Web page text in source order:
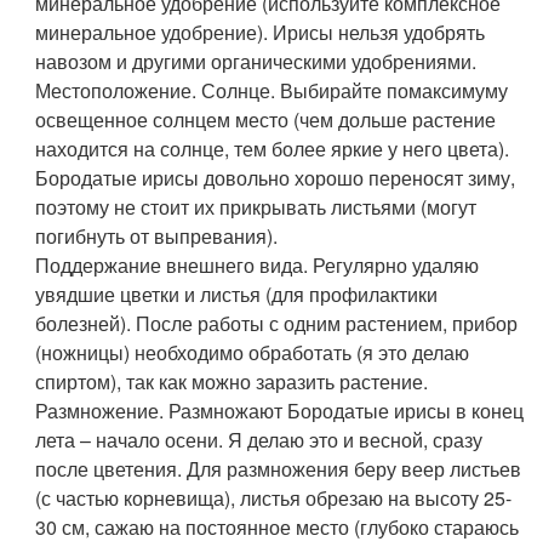
минеральное удобрение). Ирисы нельзя удобрять
навозом и другими органическими удобрениями.
Местоположение. Солнце. Выбирайте помаксимуму
освещенное солнцем место (чем дольше растение
находится на солнце, тем более яркие у него цвета).
Бородатые ирисы довольно хорошо переносят зиму,
поэтому не стоит их прикрывать листьями (могут
погибнуть от выпревания).
Поддержание внешнего вида. Регулярно удаляю
увядшие цветки и листья (для профилактики
болезней). После работы с одним растением, прибор
(ножницы) необходимо обработать (я это делаю
спиртом), так как можно заразить растение.
Размножение. Размножают Бородатые ирисы в конец
лета – начало осени. Я делаю это и весной, сразу
после цветения. Для размножения беру веер листьев
(с частью корневища), листья обрезаю на высоту 25-
30 см, сажаю на постоянное место (глубоко стараюсь